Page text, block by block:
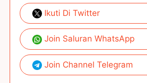
Ikuti Di Twitter
Join Saluran WhatsApp
Join Channel Telegram